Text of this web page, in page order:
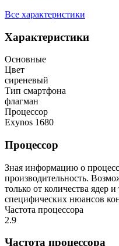
Все характеристики
Характеристики
Основные
Цвет
сиреневый
Тип смартфона
флагман
Процессор
Exynos 1680
Процессор
Зная информацию о
производительность.
только от количества ядер
специфических нюансов
Частота процессора
2.9
Частота процессора